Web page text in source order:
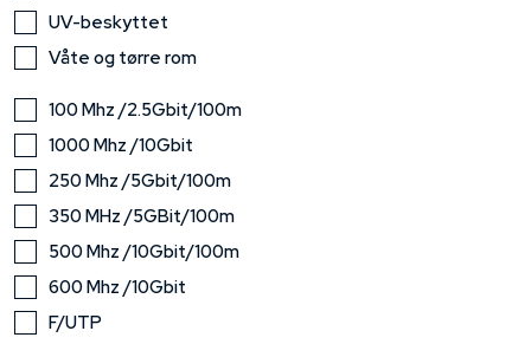
UV-beskyttet
Våte og tørre rom
100 Mhz /2.5Gbit/100m
1000 Mhz /10Gbit
250 Mhz /5Gbit/100m
350 MHz /5GBit/100m
500 Mhz /10Gbit/100m
600 Mhz /10Gbit
F/UTP